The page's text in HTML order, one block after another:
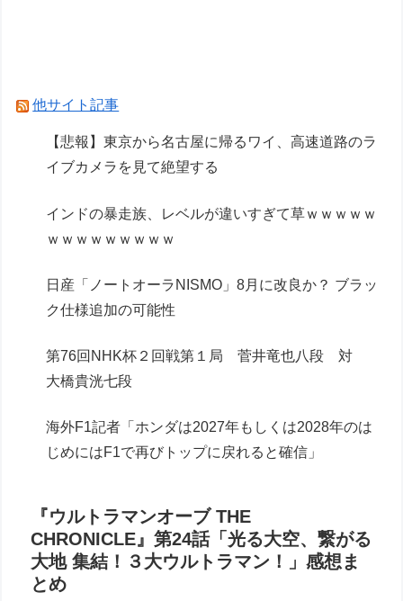
他サイト記事
【悲報】東京から名古屋に帰るワイ、高速道路のラ
イブカメラを見て絶望する
インドの暴走族、レベルが違いすぎて草ｗｗｗｗｗ
ｗｗｗｗｗｗｗｗｗ
日産「ノートオーラNISMO」8月に改良か？ ブラッ
ク仕様追加の可能性
第76回NHK杯２回戦第１局 菅井竜也八段 対
大橋貴洸七段
海外F1記者「ホンダは2027年もしくは2028年のは
じめにはF1で再びトップに戻れると確信」
『ウルトラマンオーブ THE
CHRONICLE』第24話「光る大空、繋がる
大地 集結！３大ウルトラマン！」感想ま
とめ